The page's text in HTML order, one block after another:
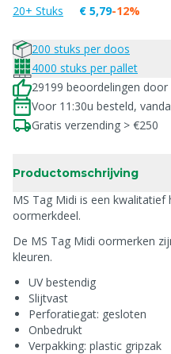
20+ Stuks
€ 5,79-12%
200 stuks per doos
4000 stuks per pallet
29199 beoordelingen door
Voor 11:30u besteld,
Gratis verzending > €250
Productomschrijving
MS Tag Midi is een
oormerkdeel.
De MS Tag Midi oormerken
kleuren.
UV bestendig
Slijtvast
Perforatiegat: gesloten
Onbedrukt
Verpakking: plastic gripzak